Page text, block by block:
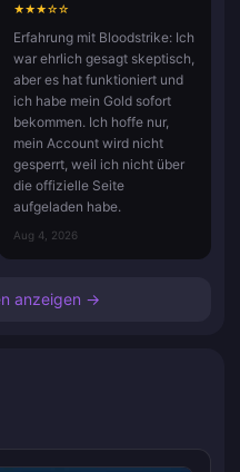
★★★☆☆
Erfahrung mit Bloodstrike: Ich
war ehrlich gesagt skeptisch,
aber es hat funktioniert und
ich habe mein Gold sofort
bekommen. Ich hoffe nur,
mein Account wird nicht
gesperrt, weil ich nicht über
die offizielle Seite
aufgeladen habe.
Aug 4, 2026
anzeigen →